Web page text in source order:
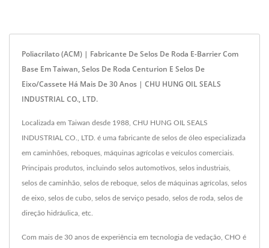
Poliacrilato (ACM) | Fabricante De Selos De Roda E-Barrier Com
Base Em Taiwan, Selos De Roda Centurion E Selos De
Eixo/Cassete Há Mais De 30 Anos | CHU HUNG OIL SEALS
INDUSTRIAL CO., LTD.
Localizada em Taiwan desde 1988, CHU HUNG OIL SEALS
INDUSTRIAL CO., LTD. é uma fabricante de selos de óleo especializada
em caminhões, reboques, máquinas agrícolas e veículos comerciais.
Principais produtos, incluindo selos automotivos, selos industriais,
selos de caminhão, selos de reboque, selos de máquinas agrícolas, selos
de eixo, selos de cubo, selos de serviço pesado, selos de roda, selos de
direção hidráulica, etc.
Com mais de 30 anos de experiência em tecnologia de vedação, CHO é